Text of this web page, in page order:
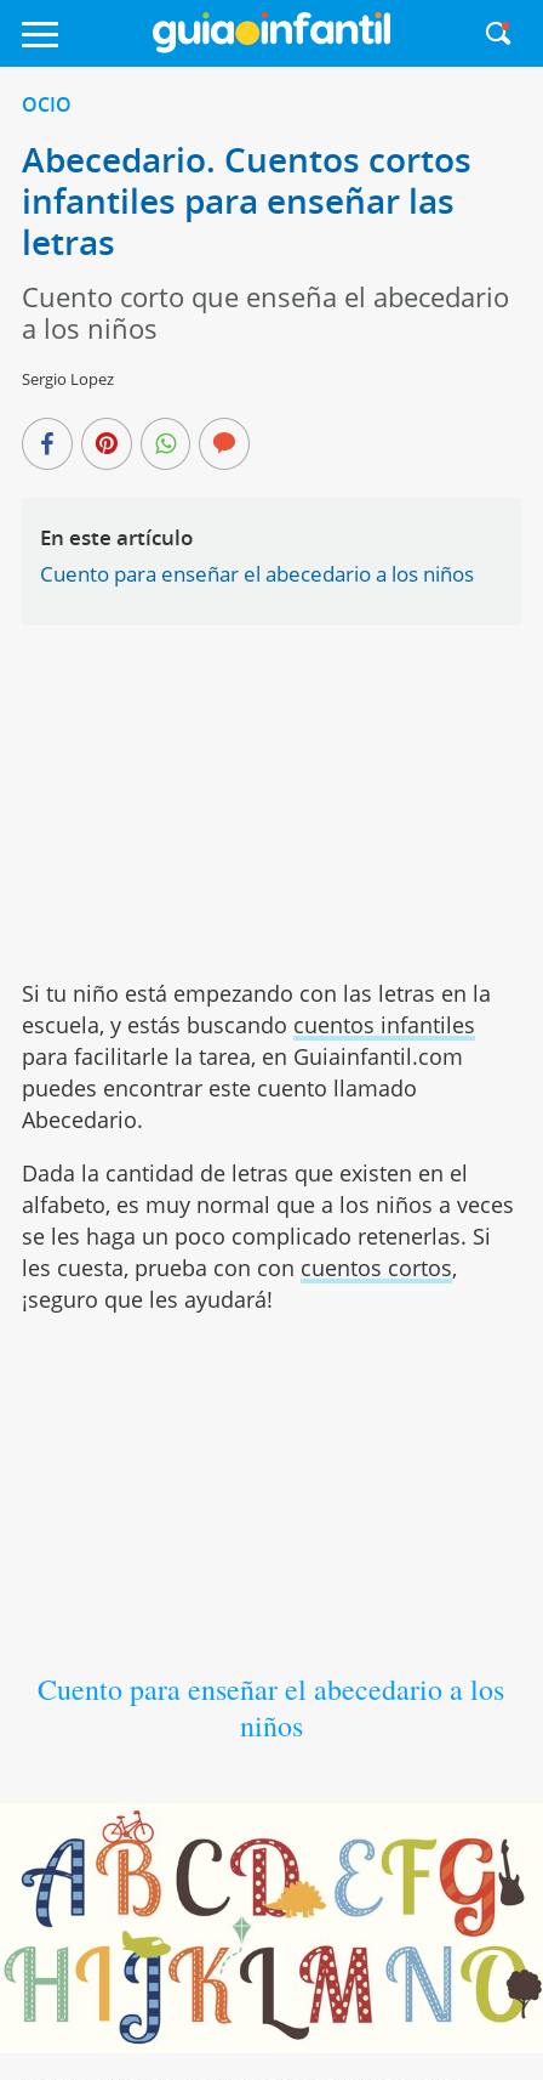
OCIO
Abecedario. Cuentos cortos
infantiles para enseñar las
letras
Cuento corto que enseña el abecedario
a los niños
Sergio Lopez
En este artículo
Cuento para enseñar el abecedario a los niños
Si tu niño está empezando con las letras en la
escuela, y estás buscando cuentos infantiles
para facilitarle la tarea, en Guiainfantil.com
puedes encontrar este cuento llamado
Abecedario.
Dada la cantidad de letras que existen en el
alfabeto, es muy normal que a los niños a veces
se les haga un poco complicado retenerlas. Si
les cuesta, prueba con con cuentos cortos,
¡seguro que les ayudará!
Cuento para enseñar el abecedario a los
niños